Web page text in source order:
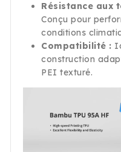
Résistance aux
Conçu pour
conditions
Compatibilité :
construction
PEI texturé.